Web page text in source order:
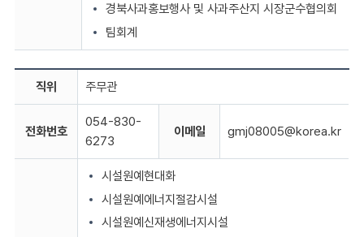
경북사과홍보행사 및 사과주산지 시장군수협의회
팀회계
직위 주무관
전화번호
054-830-
6273
이메일 gmj08005@korea.kr
시설원예현대화
시설원예에너지절감시설
시설원예신재생에너지시설